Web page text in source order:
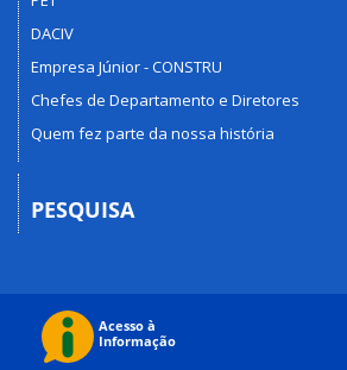
DACIV
Empresa Júnior - CONSTRU
Chefes de Departamento e Diretores
Quem fez parte da nossa história
PESQUISA